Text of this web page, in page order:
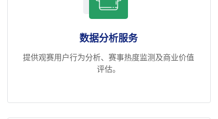
数据分析服务
提供观赛用户行为分析、赛事热度监测及商业价值
评估。